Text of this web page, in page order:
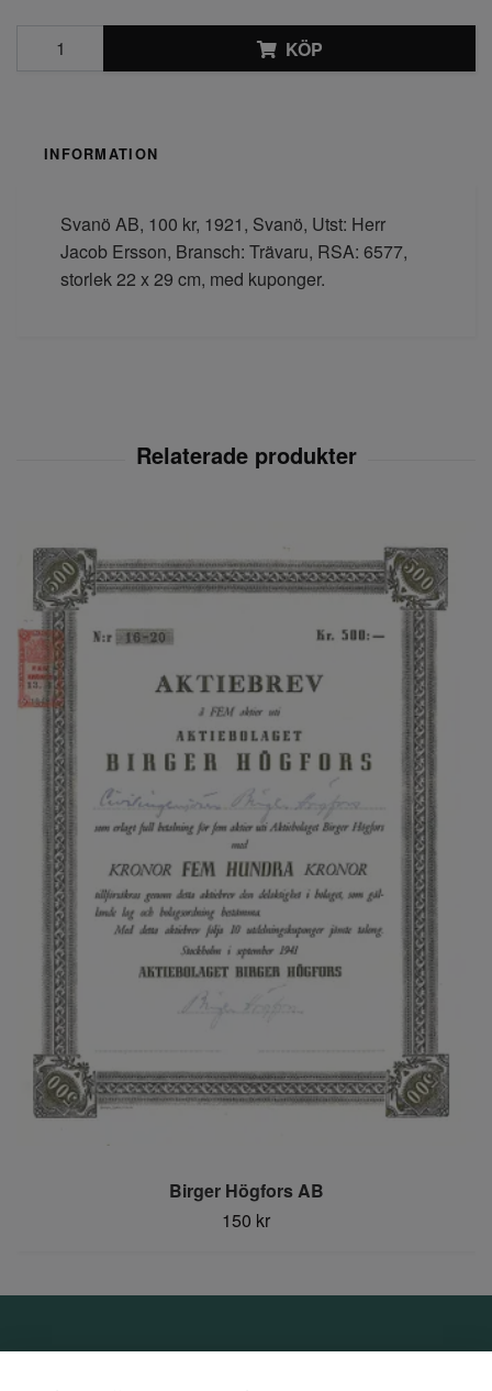
KÖP
INFORMATION
Svanö AB, 100 kr, 1921, Svanö, Utst: Herr
Jacob Ersson, Bransch: Trävaru, RSA: 6577,
storlek 22 x 29 cm, med kuponger.
Birger Högfors AB
150 kr